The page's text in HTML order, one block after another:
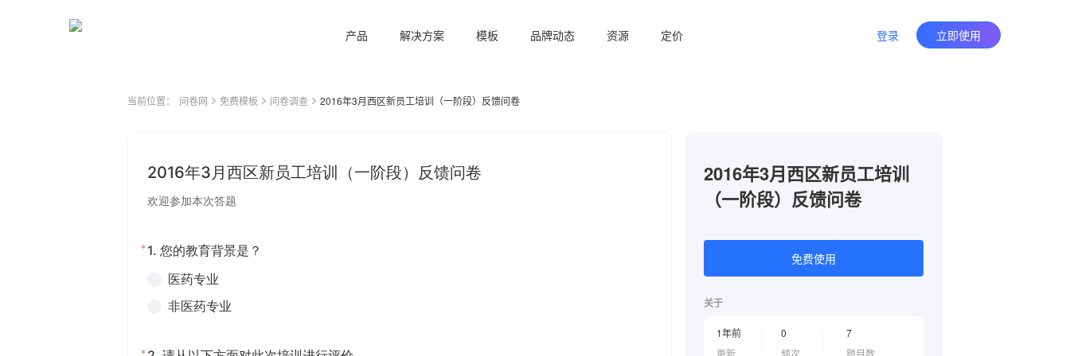
产品 解决方案 模板 品牌动态 资源 定价 登录 立即使用
当前位置： 问卷网 免费模板 问卷调查 2016年3月西区新员工培训（一阶段）反馈问卷
2016年3月西区新员工培训
（一阶段）反馈问卷
免费使用
关于
1年前
更新
0
频次
7
题目数